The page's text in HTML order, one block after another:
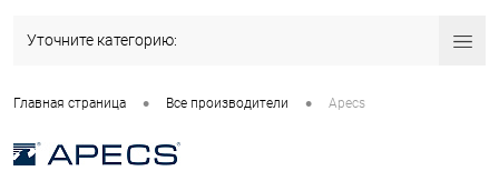
Уточните категорию:
Главная страница • Все производители • Apecs